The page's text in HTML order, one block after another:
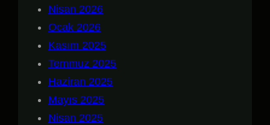
Nisan 2026
Ocak 2026
Kasım 2025
Temmuz 2025
Haziran 2025
Mayıs 2025
Nisan 2025